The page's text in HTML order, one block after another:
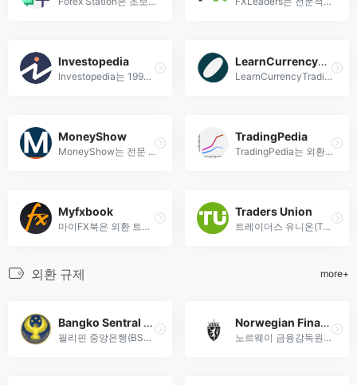
Investopedia
Investopedia는 1999년 설립된 글로벌 금융 교육 플랫폼으로, 주식, 외환, 펀드 등 투자 지식부터 고급 전략까지 체계적으로 제공합니다.
LearnCurrencyTradingOnline
LearnCurrencyTradingOnline에서 전문적인 외환 거래 교육을 받아보세요. 초보자부터 고급 트레이더까지 체계적인 온라인 강의로 FX마진 거래의 모든 것을 배울 수 있습니다.
MoneyShow
MoneyShow는 전문 FX 트레이딩 교육 플랫폼으로, 실전 환율 분석부터 고급 투자 전략까지 체계적으로 학습할 수 있습니다.
TradingPedia
TradingPedia는 외환 트레이딩 교육, 실시간 시장 분석 및 신뢰할 수 있는 브로커 리뷰를 제공하는 종합 금융 교육 플랫폼입니다. 초보자부터 전문가까지 활용 가능한 무료 리소스 제공.
Myfxbook
마이FX북은 외환 트레이딩을 위한 종합 교육 플랫폼으로, 실전 같은 트레이딩 환경과 전문가의 분석을 제공합니다. FX마진 거래를 배우고 싶은 분들에게 최적화된 서비스입니다.
Traders Union
트레이더스 유니온(Traders Union)은 초보자부터 전문가까지 위한 종합 외환 교육 플랫폼으로, 실전 트레이딩 전략과 시장 분석을 제공합니다.
외환 규제 more+
Bangko Sentral ng Pilipinas (BSP)
필리핀 중앙은행(BSP)은 금융 안정과 통화 정책을 책임지는 국가 기관입니다.
Norwegian Financial Supervisory Authority (FSA)
노르웨이 금융감독원(FSA)은 외환 규제, 금융기관 감독 및 시장 안정화를 위한 핵심 금융 규제 정책을 관장하는 기관입니다.